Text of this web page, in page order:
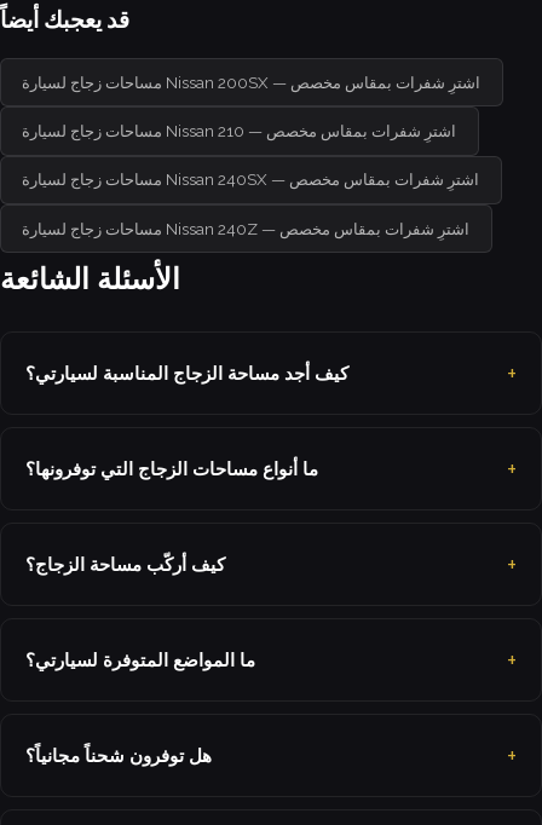
قد يعجبك أيضاً
مساحات زجاج لسيارة Nissan 200SX — اشترِ شفرات بمقاس مخصص
مساحات زجاج لسيارة Nissan 210 — اشترِ شفرات بمقاس مخصص
مساحات زجاج لسيارة Nissan 240SX — اشترِ شفرات بمقاس مخصص
مساحات زجاج لسيارة Nissan 240Z — اشترِ شفرات بمقاس مخصص
الأسئلة الشائعة
كيف أجد مساحة الزجاج المناسبة لسيارتي؟
ما أنواع مساحات الزجاج التي توفرونها؟
كيف أركّب مساحة الزجاج؟
ما المواضع المتوفرة لسيارتي؟
هل توفرون شحناً مجانياً؟